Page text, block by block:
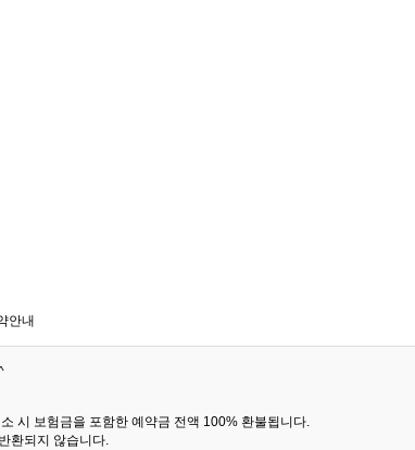
안내
시 보험금을 포함한 예약금 전액 100% 환불됩니다.
환되지 않습니다.